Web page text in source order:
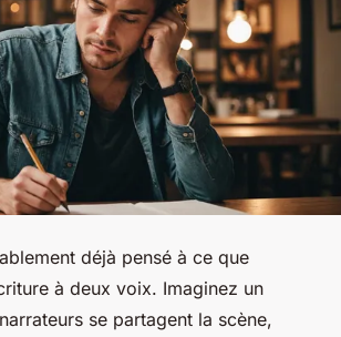
déjà pensé à ce que
à deux voix. Imaginez un
se partagent la scène,